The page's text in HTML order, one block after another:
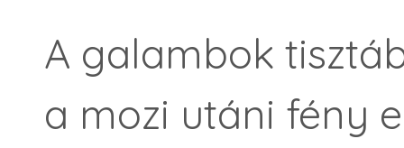
A galambok
a mozi utáni fény